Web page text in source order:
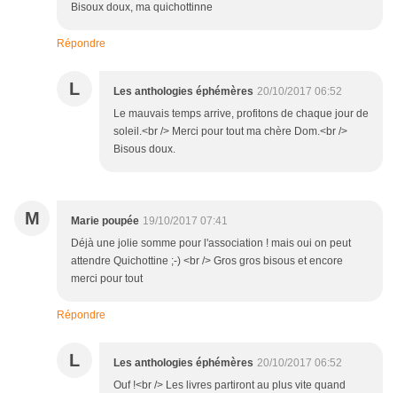
Bisoux doux, ma quichottinne
Répondre
L Les anthologies éphémères 20/10/2017 06:52
Le mauvais temps arrive, profitons de chaque jour de
soleil.<br /> Merci pour tout ma chère Dom.<br />
Bisous doux.
M Marie poupée 19/10/2017 07:41
Déjà une jolie somme pour l'association ! mais oui on peut
attendre Quichottine ;-) <br /> Gros gros bisous et encore
merci pour tout
Répondre
L Les anthologies éphémères 20/10/2017 06:52
Ouf !<br /> Les livres partiront au plus vite quand